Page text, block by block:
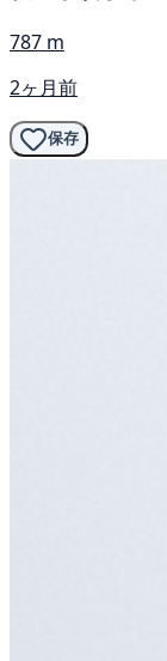
787 m
2ヶ月前
保存